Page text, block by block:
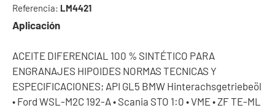
Referencia: LM4421
Aplicación
ACEITE DIFERENCIAL 100 % SINTÉTICO PARA
ENGRANAJES HIPOIDES NORMAS TECNICAS Y
ESPECIFICACIONES; API GL5 BMW Hinterachsgetriebeöl
• Ford WSL-M2C 192-A • Scania STO 1:0 • VME • ZF TE-ML